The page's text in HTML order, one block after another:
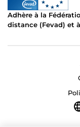
Adhère à la
distance (Fevad) et